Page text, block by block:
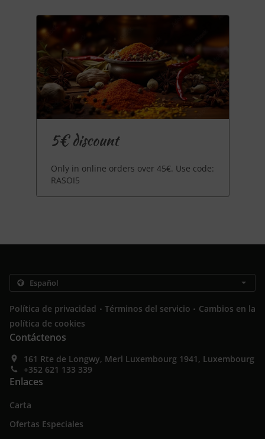
5€ discount
Only in online orders over 45€. Use code:
RASOI5
Política de privacidad . Términos del servicio . Cambios en la
política de cookies
Contáctenos
161 Rte de Longwy, Merl Luxembourg 1941, Luxembourg
+352 621 133 339
Enlaces
Carta
Ofertas Especiales